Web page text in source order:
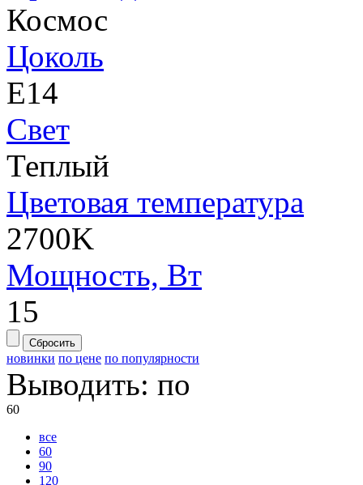
Космос
Цоколь
Е14
Свет
Теплый
Цветовая температура
2700K
Мощность, Вт
15
Сбросить
новинки по цене по популярности
Выводить: по
60
все
60
90
120